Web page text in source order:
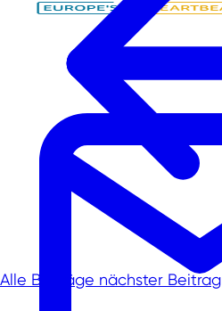
Alle Beiträge nächster Beitrag